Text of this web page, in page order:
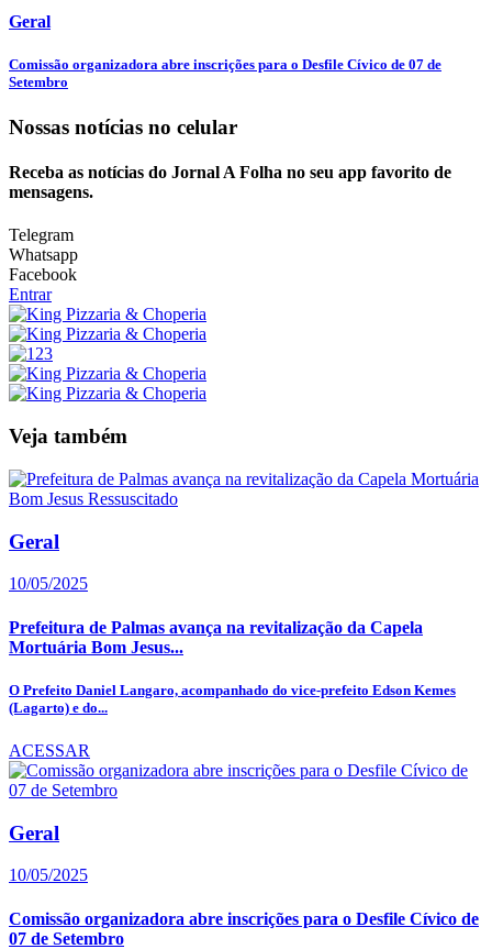
Geral
Comissão organizadora abre inscrições para o Desfile Cívico de 07 de
Setembro
Nossas notícias no celular
Receba as notícias do Jornal A Folha no seu app favorito de
mensagens.
Telegram
Whatsapp
Facebook
Entrar
Veja também
Geral
10/05/2025
Prefeitura de Palmas avança na revitalização da Capela
Mortuária Bom Jesus...
O Prefeito Daniel Langaro, acompanhado do vice-prefeito Edson Kemes
(Lagarto) e do...
ACESSAR
Geral
10/05/2025
Comissão organizadora abre inscrições para o Desfile Cívico de
07 de Setembro